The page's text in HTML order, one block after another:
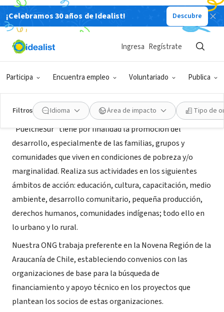
¡Celebramos 30 años de Idealist! Descubre
Participa Encuentra empleo Voluntariado Publica
Ingresa Regístrate
Filtros Idioma Área de impacto Tipo de
ORGANIZACIÓN SIN FIN DE LUCRO
PuelcheSur ONG de desarrollo
Acerca de
"PuelcheSur" tiene por finalidad la promoción del
desarrollo, especialmente de las familias, grupos y
comunidades que viven en condiciones de pobreza y/o
marginalidad. Realiza sus actividades en los siguientes
ámbitos de acción: educación, cultura, capacitación, medio
ambiente, desarrollo comunitario, pequeña producción,
derechos humanos, comunidades indígenas; todo ello en
lo urbano y lo rural.
Nuestra ONG trabaja preferente en la Novena Región de la
Araucanía de Chile, estableciendo convenios con las
organizaciones de base para la búsqueda de
financiamiento y apoyo técnico en los proyectos que
plantean los socios de estas organizaciones.